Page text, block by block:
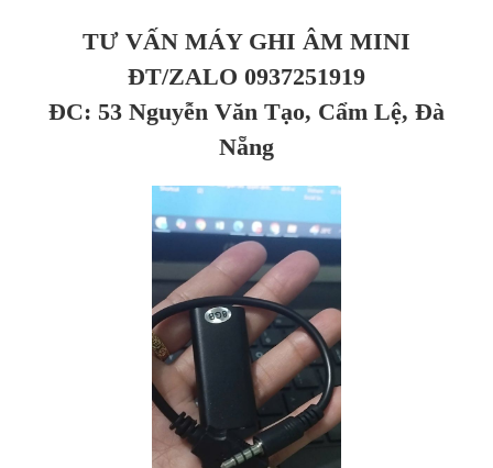
TƯ VẤN MÁY GHI ÂM MINI
ĐT/ZALO 0937251919
ĐC: 53 Nguyễn Văn Tạo, Cẩm Lệ, Đà
Nẵng